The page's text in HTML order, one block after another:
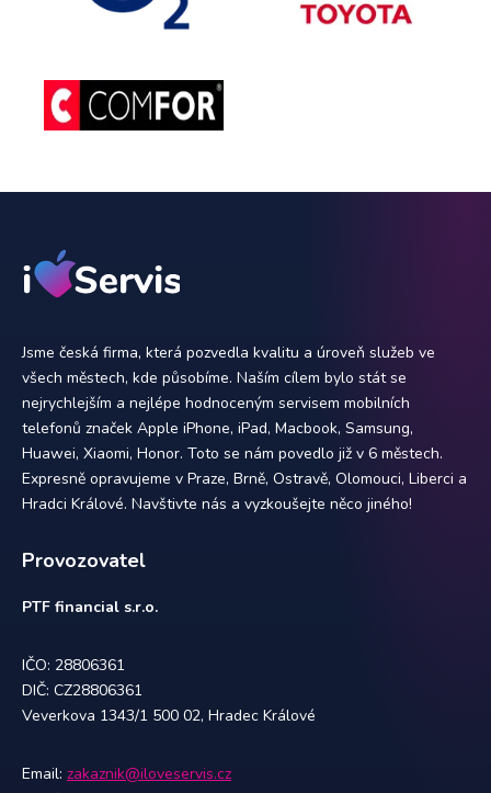
Jsme česká firma, která pozvedla kvalitu a úroveň služeb ve
všech městech, kde působíme. Naším cílem bylo stát se
nejrychlejším a nejlépe hodnoceným servisem mobilních
telefonů značek Apple iPhone, iPad, Macbook, Samsung,
Huawei, Xiaomi, Honor. Toto se nám povedlo již v 6 městech.
Expresně opravujeme v Praze, Brně, Ostravě, Olomouci, Liberci a
Hradci Králové. Navštivte nás a vyzkoušejte něco jiného!
Provozovatel
PTF financial s.r.o.
IČO: 28806361
DIČ: CZ28806361
Veverkova 1343/1 500 02, Hradec Králové
Email: zakaznik@iloveservis.cz